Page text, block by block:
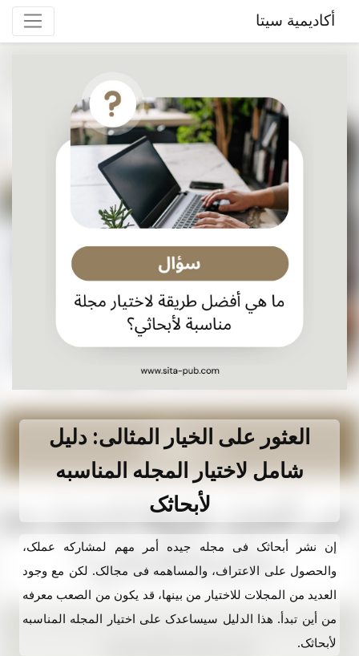
أكاديمية سيتا
العثور على الخیار المثالی: دلیل
شامل لاختیار المجله المناسبه
لأبحاثک
إن نشر أبحاثک فی مجله جیده أمر مهم لمشارکه عملک،
والحصول على الاعتراف، والمساهمه فی مجالک. لکن مع وجود
العدید من المجلات للاختیار من بینها، قد یکون من الصعب معرفه
من أین تبدأ. هذا الدلیل سیساعدک على اختیار المجله المناسبه
لأبحاثک.